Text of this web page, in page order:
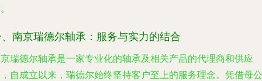
南京瑞德尔轴承：服务与实力的结合
瑞德尔轴承是一家专业化的轴承及相关产品的代理商和供应
自成立以来，瑞德尔始终坚持客户至上的服务理念。凭借母公